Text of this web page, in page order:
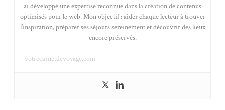
ai développé une expertise reconnue dans la création de contenus
optimisés pour le web. Mon objectif : aider chaque lecteur à trouver
l’inspiration, préparer ses séjours sereinement et découvrir des lieux
encore préservés.
votrecarnetdevoyage.com